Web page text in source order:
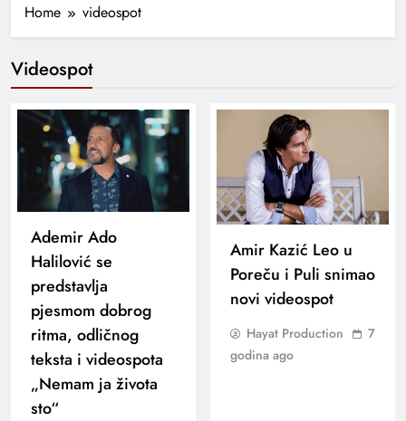
Home videospot
Videospot
Ademir Ado
Halilović se
predstavlja
pjesmom dobrog
ritma, odličnog
teksta i videospota
„Nemam ja života
sto“
Amir Kazić Leo u
Poreču i Puli snimao
novi videospot
Hayat Production
7
godina ago